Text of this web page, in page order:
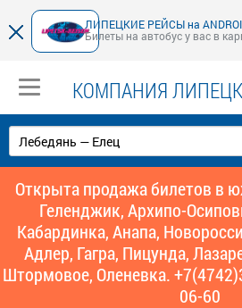
ЛИПЕЦКИЕ РЕЙСЫ на
Билеты на автобус у вас в
КОМПАНИЯ
Открыта продажа билетов в
Геленджик, Архипо-
Кабардинка, Анапа,
Адлер, Гагра, Пицунда,
Штормовое, Оленевка.
06-60